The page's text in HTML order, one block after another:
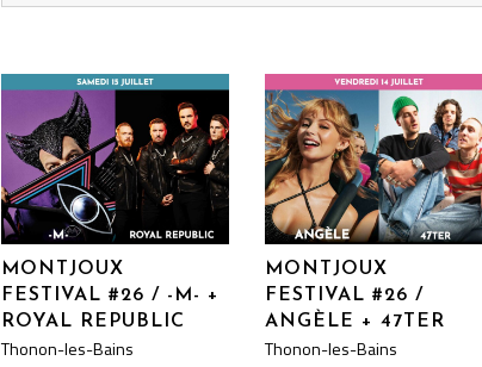
MONTJOUX
FESTIVAL #26 / -M- +
ROYAL REPUBLIC
Thonon-les-Bains
MONTJOUX
FESTIVAL #26 /
ANGÈLE + 47TER
Thonon-les-Bains